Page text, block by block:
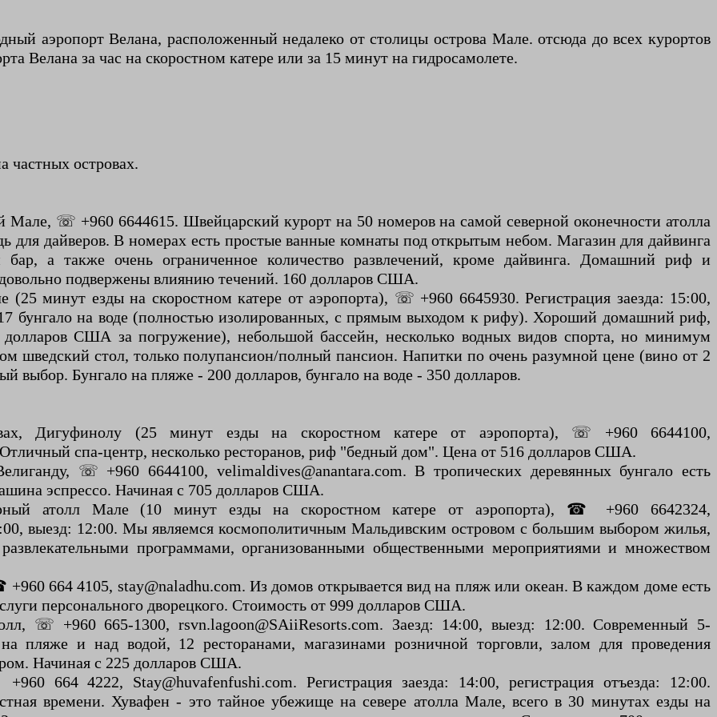
аэропорт Велана, расположенный недалеко от столицы острова Мале. отсюда до всех курортов
Велана за час на скоростном катере или за 15 минут на гидросамолете.
частных островах.
☏ +960 6644615. Швейцарский курорт на 50 номеров на самой северной оконечности атолла
для дайверов. В номерах есть простые ванные комнаты под открытым небом. Магазин для дайвинга
а также очень ограниченное количество развлечений, кроме дайвинга. Домашний риф и
подвержены влиянию течений. 160 долларов США.
минут езды на скоростном катере от аэропорта), ☏ +960 6645930. Регистрация заезда: 15:00,
бунгало на воде (полностью изолированных, с прямым выходом к рифу). Хороший домашний риф,
США за погружение), небольшой бассейн, несколько водных видов спорта, но минимум
шведский стол, только полупансион/полный пансион. Напитки по очень разумной цене (вино от 2
Бунгало на пляже - 200 долларов, бунгало на воде - 350 долларов.
Дигуфинолу (25 минут езды на скоростном катере от аэропорта), ☏ +960 6644100,
спа-центр, несколько ресторанов, риф "бедный дом". Цена от 516 долларов США.
☏ +960 6644100, velimaldives@anantara.com. В тропических деревянных бунгало есть
эспрессо. Начиная с 705 долларов США.
атолл Мале (10 минут езды на скоростном катере от аэропорта), ☎ +960 6642324,
выезд: 12:00. Мы являемся космополитичным Мальдивским островом с большим выбором жилья,
программами, организованными общественными мероприятиями и множеством
664 4105, stay@naladhu.com. Из домов открывается вид на пляж или океан. В каждом доме есть
персонального дворецкого. Стоимость от 999 долларов США.
☏ +960 665-1300, rsvn.lagoon@SAiiResorts.com. Заезд: 14:00, выезд: 12:00. Современный 5-
пляже и над водой, 12 ресторанами, магазинами розничной торговли, залом для проведения
Начиная с 225 долларов США.
664 4222, Stay@huvafenfushi.com. Регистрация заезда: 14:00, регистрация отъезда: 12:00.
времени. Хувафен - это тайное убежище на севере атолла Мале, всего в 30 минутах езды на